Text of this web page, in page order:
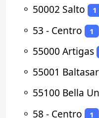
⚬ 50002 Salto 1
⚬ 53 - Centro 1
⚬ 55000 Artigas
⚬ 55001
⚬ 55100 Bella
⚬ 58 - Centro 1